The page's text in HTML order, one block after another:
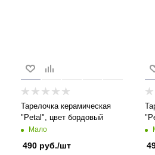
Тарелочка керамическая
"Petal", цвет бордовый
Мало
490 руб./шт